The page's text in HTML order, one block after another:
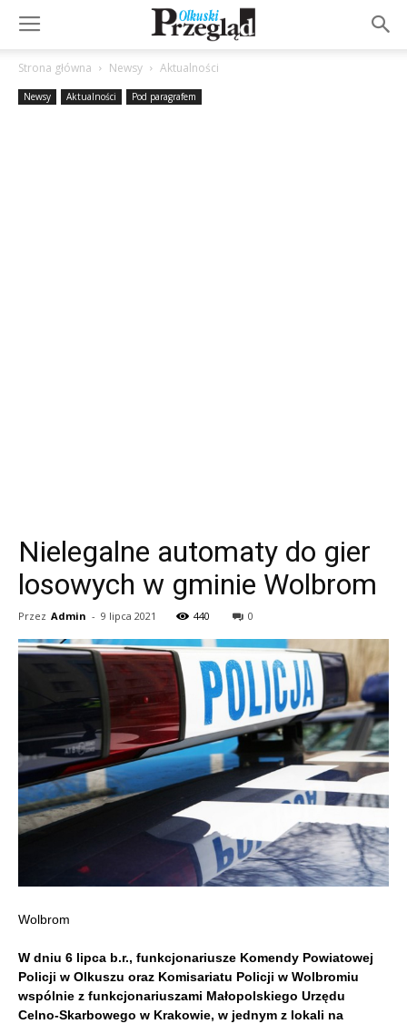
Strona główna Newsy Aktualności
Newsy Aktualności Pod paragrafem
Nielegalne automaty do gier
losowych w gminie Wolbrom
Przez Admin - 9 lipca 2021 440 0
Wolbrom
W dniu 6 lipca b.r., funkcjonariusze Komendy Powiatowej
Policji w Olkuszu oraz Komisariatu Policji w Wolbromiu
wspólnie z funkcjonariuszami Małopolskiego Urzędu
Celno-Skarbowego w Krakowie, w jednym z lokali na